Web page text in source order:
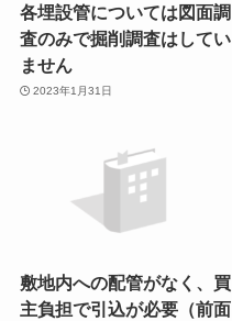
各埋設管については図面調
査のみで掘削調査はしてい
ません
2023年1月31日
敷地内への配管がなく、買
主負担で引込が必要（前面